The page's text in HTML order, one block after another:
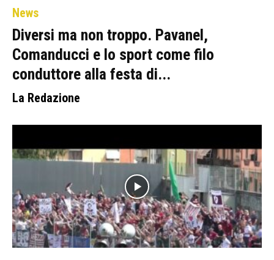
News
Diversi ma non troppo. Pavanel,
Comanducci e lo sport come filo
conduttore alla festa di...
La Redazione